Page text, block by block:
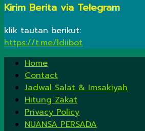
Kirim Berita via Telegram
klik tautan berikut:
https://t.me/ldiibot
Home
Contact
Jadwal Salat & Imsakiyah
Hitung Zakat
Privacy Policy
NUANSA PERSADA